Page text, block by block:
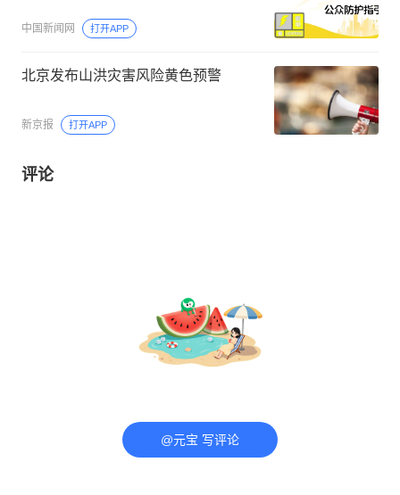
中国新闻网 打开APP
北京发布山洪灾害风险黄色预警
新京报 打开APP
评论
@元宝 写评论